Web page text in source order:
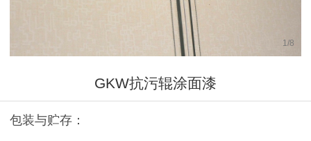
1 /8
GKW抗污辊涂面漆
包装与贮存：